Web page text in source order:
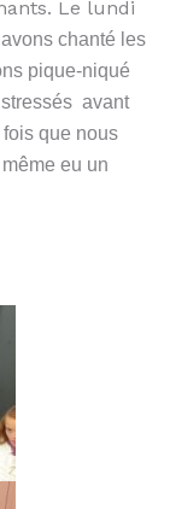
Le lundi
chanté les
pique-niqué
avant
que nous
eu un